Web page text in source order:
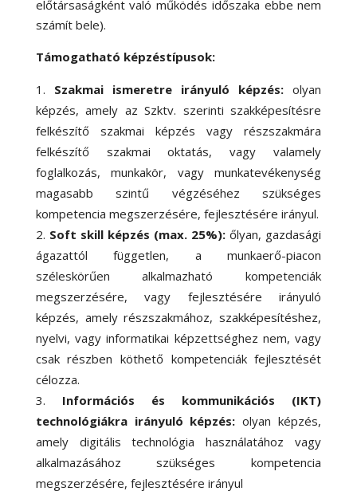
előtársaságként való működés időszaka ebbe nem
számít bele).
Támogatható képzéstípusok:
Szakmai ismeretre irányuló képzés:olyan
képzés, amely az Szktv. szerinti szakképesítésre
felkészítő szakmai képzés vagy részszakmára
felkészítő szakmai oktatás, vagy valamely
foglalkozás, munkakör, vagy munkatevékenység
magasabb szintű végzéséhez szükséges
kompetencia megszerzésére, fejlesztésére irányul.
Soft skill képzés (max. 25%):őlyan, gazdasági
ágazattól független, a munkaerő-piacon
széleskörűen alkalmazható kompetenciák
megszerzésére, vagy fejlesztésére irányuló
képzés, amely részszakmához, szakképesítéshez,
nyelvi, vagy informatikai képzettséghez nem, vagy
csak részben köthető kompetenciák fejlesztését
célozza.
Információs és kommunikációs (IKT)
technológiákra irányuló képzés:olyan képzés,
amely digitális technológia használatához vagy
alkalmazásához szükséges kompetencia
megszerzésére, fejlesztésére irányul